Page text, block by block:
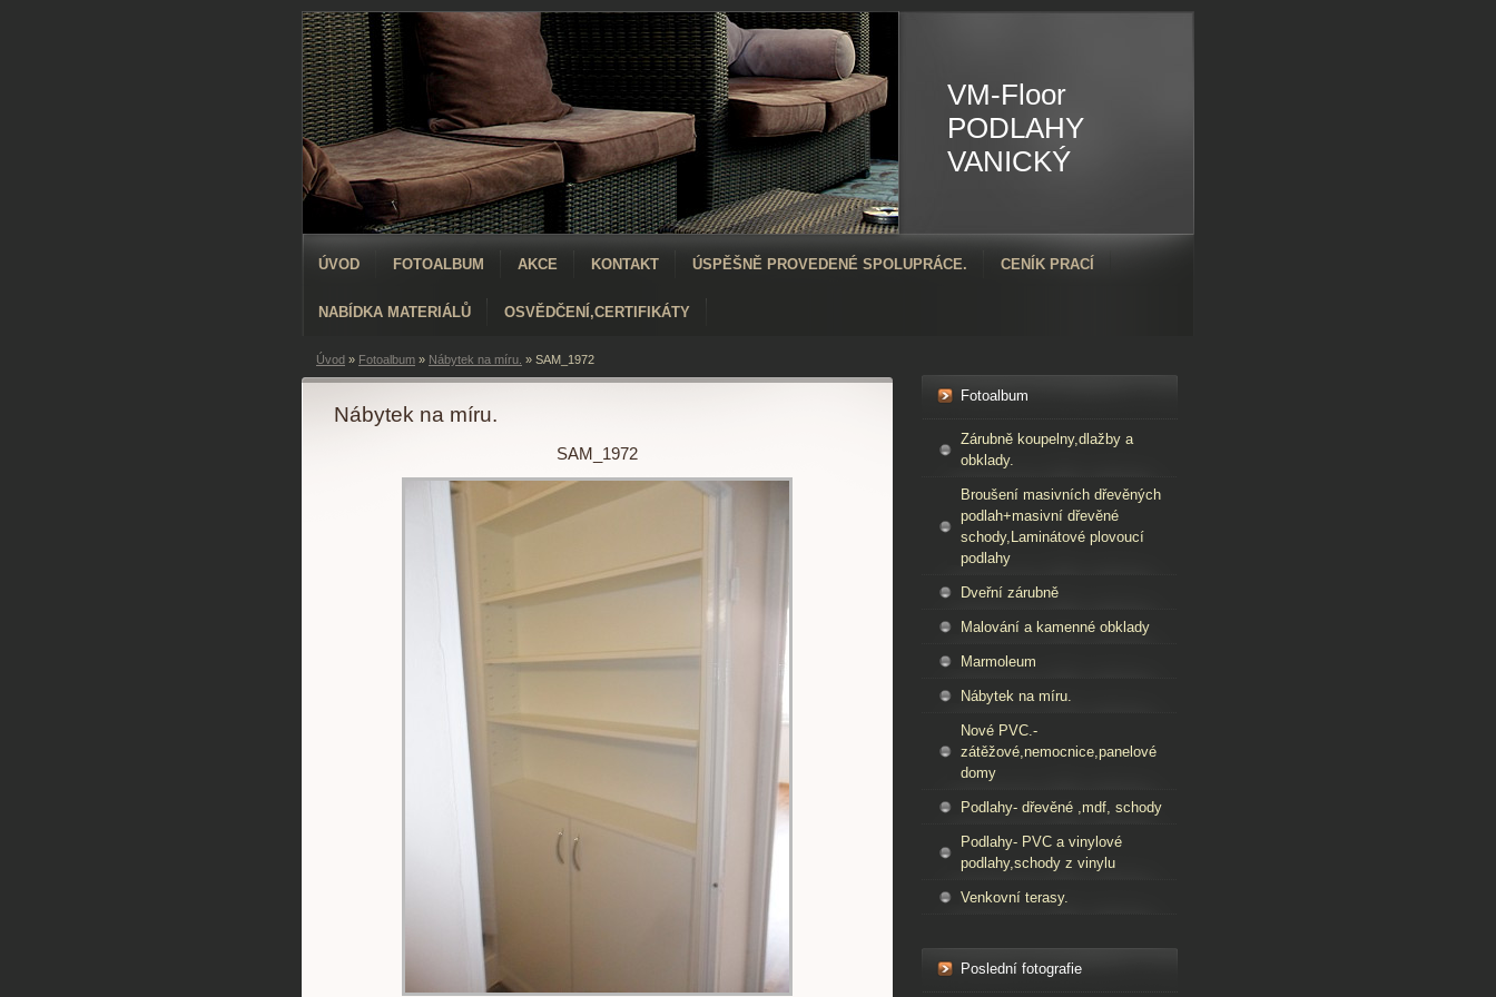
VM-Floor
PODLAHY
VANICKÝ
ÚVOD FOTOALBUM AKCE KONTAKT ÚSPĚŠNĚ PROVEDENÉ SPOLUPRÁCE. CENÍK PRACÍ
NABÍDKA MATERIÁLŮ OSVĚDČENÍ,CERTIFIKÁTY
Úvod » Fotoalbum » Nábytek na míru. » SAM_1972
Nábytek na míru.
SAM_1972
Fotoalbum
Zárubně koupelny,dlažby a
obklady.
Broušení masivních dřevěných
podlah+masivní dřevěné
schody,Laminátové plovoucí
podlahy
Dveřní zárubně
Malování a kamenné obklady
Marmoleum
Nábytek na míru.
Nové PVC.-
zátěžové,nemocnice,panelové
domy
Podlahy- dřevěné ,mdf, schody
Podlahy- PVC a vinylové
podlahy,schody z vinylu
Venkovní terasy.
Poslední fotografie